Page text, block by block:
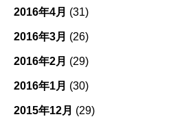
2016年4月 (31)
2016年3月 (26)
2016年2月 (29)
2016年1月 (30)
2015年12月 (29)